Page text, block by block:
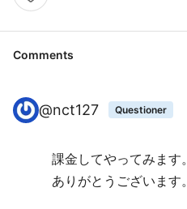
Comments
@nct127 Questioner
課金してやってみます。
ありがとうございます。